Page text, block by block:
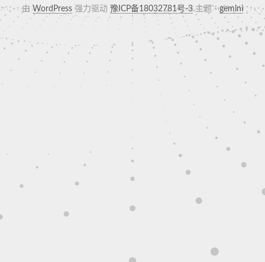
由WordPress 强力驱动 豫ICP备18032781号-3 主题 -gemini